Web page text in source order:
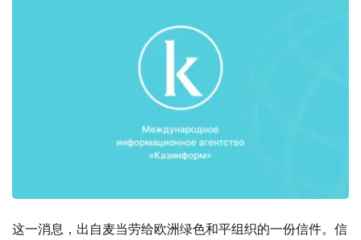
这一消息，出自麦当劳给欧洲绿色和平组织的一份信件。信